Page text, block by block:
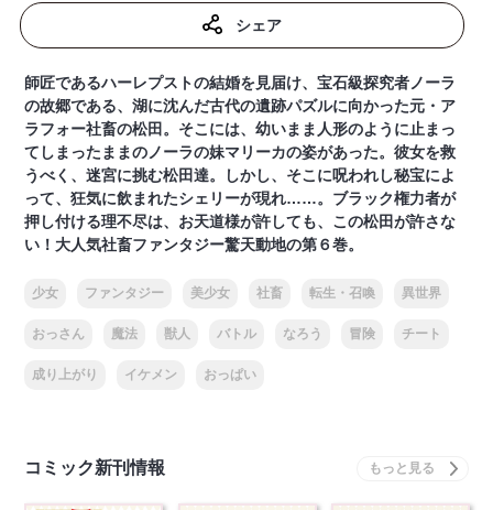
シェア
師匠であるハーレプストの結婚を見届け、宝石級探究者ノーラ
の故郷である、湖に沈んだ古代の遺跡パズルに向かった元・ア
ラフォー社畜の松田。そこには、幼いまま人形のように止まっ
てしまったままのノーラの妹マリーカの姿があった。彼女を救
うべく、迷宮に挑む松田達。しかし、そこに呪われし秘宝によ
って、狂気に飲まれたシェリーが現れ……。ブラック権力者が
押し付ける理不尽は、お天道様が許しても、この松田が許さな
い！大人気社畜ファンタジー驚天動地の第６巻。
少女 ファンタジー 美少女 社畜 転生・召喚 異世界
おっさん 魔法 獣人 バトル なろう 冒険 チート
成り上がり イケメン おっぱい
コミック新刊情報